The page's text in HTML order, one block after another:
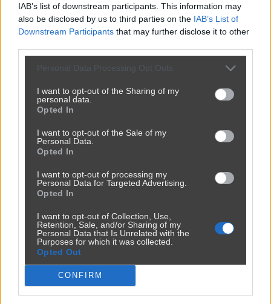
IAB’s list of downstream participants. This information may
also be disclosed by us to third parties on the IAB’s List of
Downstream Participants that may further disclose it to other
Personal Data Processing Opt Outs
I want to opt-out of the Sharing of my
personal data.
Opted In
I want to opt-out of the Sale of my
Personal Data.
Opted In
I want to opt-out of processing my
Personal Data for Targeted Advertising.
Opted In
I want to opt-out of Collection, Use,
Retention, Sale, and/or Sharing of my
Personal Data that Is Unrelated with the
Purposes for which it was collected.
Opted Out
CONFIRM
Jest tu lekarz?
przezneo86 — 4 tygodnie temu
Kategoria: 🏛️Polityka Tagi: #lekarze #nfz